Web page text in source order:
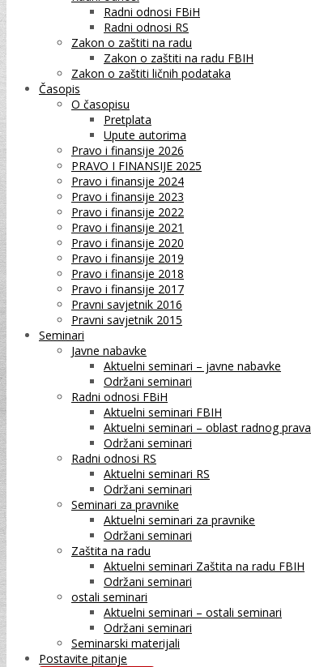
Radni odnosi FBiH
Radni odnosi RS
Zakon o zaštiti na radu
Zakon o zaštiti na radu FBIH
Zakon o zaštiti ličnih podataka
Časopis
O časopisu
Pretplata
Upute autorima
Pravo i finansije 2026
PRAVO I FINANSIJE 2025
Pravo i finansije 2024
Pravo i finansije 2023
Pravo i finansije 2022
Pravo i finansije 2021
Pravo i finansije 2020
Pravo i finansije 2019
Pravo i finansije 2018
Pravo i finansije 2017
Pravni savjetnik 2016
Pravni savjetnik 2015
Seminari
Javne nabavke
Aktuelni seminari – javne nabavke
Održani seminari
Radni odnosi FBiH
Aktuelni seminari FBIH
Aktuelni seminari – oblast radnog prava
Održani seminari
Radni odnosi RS
Aktuelni seminari RS
Održani seminari
Seminari za pravnike
Aktuelni seminari za pravnike
Održani seminari
Zaštita na radu
Aktuelni seminari Zaštita na radu FBIH
Održani seminari
ostali seminari
Aktuelni seminari – ostali seminari
Održani seminari
Seminarski materijali
Postavite pitanje